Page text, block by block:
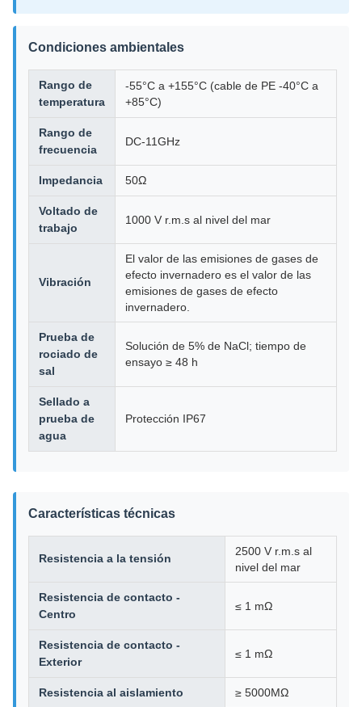
Condiciones ambientales
Rango de
temperatura
-55°C a +155°C (cable de PE -40°C a
+85°C)
Rango de
frecuencia
DC-11GHz
Impedancia 50Ω
Voltado de
trabajo
1000 V r.m.s al nivel del mar
Vibración
El valor de las emisiones de gases de
efecto invernadero es el valor de las
emisiones de gases de efecto
invernadero.
Prueba de
rociado de
sal
Solución de 5% de NaCl; tiempo de
ensayo ≥ 48 h
Sellado a
prueba de
agua
Protección IP67
Características técnicas
Resistencia a la tensión
2500 V r.m.s al
nivel del mar
Resistencia de contacto -
Centro
≤ 1 mΩ
Resistencia de contacto -
Exterior
≤ 1 mΩ
Resistencia al aislamiento ≥ 5000MΩ